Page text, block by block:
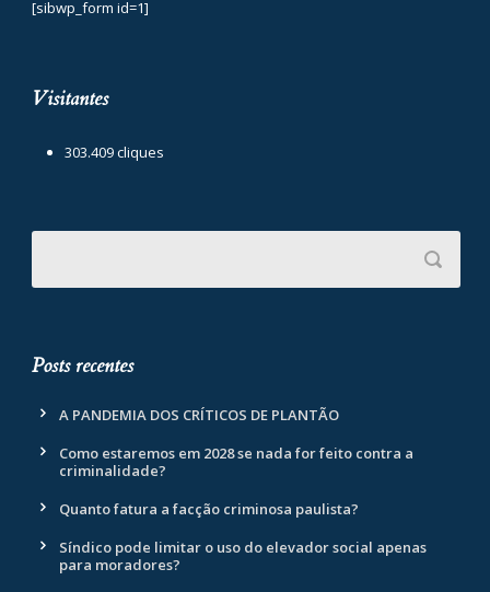
[sibwp_form id=1]
Visitantes
303.409 cliques
Posts recentes
A PANDEMIA DOS CRÍTICOS DE PLANTÃO
Como estaremos em 2028 se nada for feito contra a
criminalidade?
Quanto fatura a facção criminosa paulista?
Síndico pode limitar o uso do elevador social apenas
para moradores?